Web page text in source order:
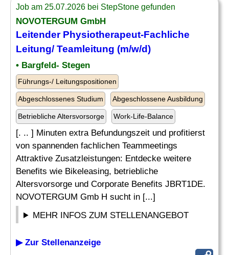
Job am 25.07.2026 bei StepStone gefunden
NOVOTERGUM GmbH
LeitenderPhysiotherapeut-Fachliche
Leitung/ Teamleitung (m/w/d)
• Bargfeld- Stegen
Führungs-/ Leitungspositionen
Abgeschlossenes Studium Abgeschlossene Ausbildung
Betriebliche Altersvorsorge Work-Life-Balance
[. .. ] Minuten extra Befundungszeit und profitierst
von spannenden fachlichen Teammeetings
Attraktive Zusatzleistungen: Entdecke weitere
Benefits wie Bikeleasing, betriebliche
Altersvorsorge und Corporate Benefits JBRT1DE.
NOVOTERGUM Gmb H sucht in [...]
MEHR INFOS ZUM STELLENANGEBOT
▶ Zur Stellenanzeige